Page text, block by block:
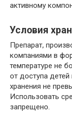
активному
Условия
Препарат,
компаниями в
температуре не
от доступа
хранения не
Использовать
запрещено.